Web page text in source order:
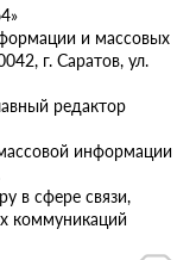
и массовых
г. Саратов, ул.
редактор
информации
в сфере связи,
коммуникаций